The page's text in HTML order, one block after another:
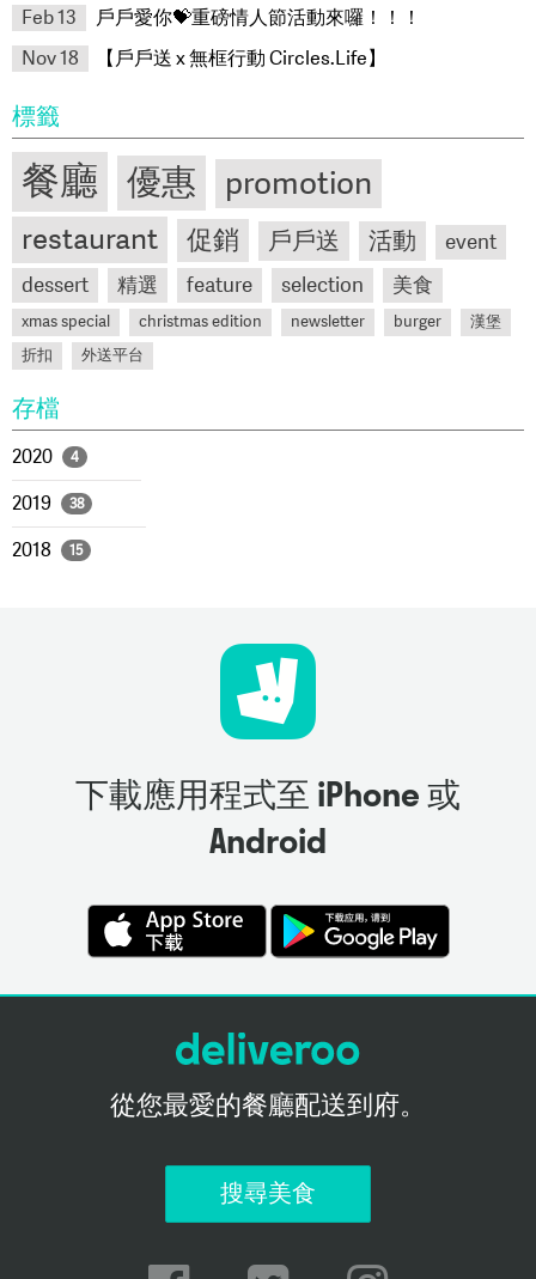
Feb 13
戶戶愛你💝重磅情人節活動來囉！！！
Nov 18
【戶戶送 x 無框行動 Circles.Life】
標籤
餐廳 優惠 promotion
restaurant 促銷 戶戶送 活動
event
dessert
精選 feature selection 美食
xmas special christmas edition newsletter burger
漢堡
折扣
外送平台
存檔
2020 4
2019 38
2018 15
下載應用程式至 iPhone 或
Android
從您最愛的餐廳配送到府。
搜尋美食